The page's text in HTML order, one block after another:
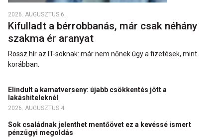
2026. AUGUSZTUS 6.
Kifulladt a bérrobbanás, már csak néhány
szakma ér aranyat
Rossz hír az IT-soknak: már nem nőnek úgy a fizetések, mint
korábban.
Elindult a kamatverseny: újabb csökkentés jött a
lakáshiteleknél
2026. AUGUSZTUS 4.
Sok családnak jelenthet mentőövet ez a kevéssé ismert
pénzügyi megoldás